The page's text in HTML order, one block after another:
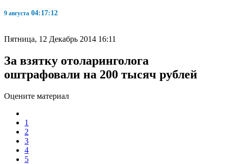
9 августа 04:17:12
Пятница, 12 Декабрь 2014 16:11
За взятку отоларинголога
оштрафовали на 200 тысяч рублей
Оцените материал
1
2
3
4
5